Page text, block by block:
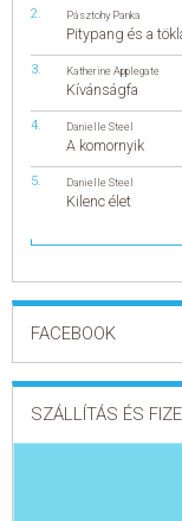
Pásztohy Panka
Pitypang és a
Katherine Applegate
Kívánságfa
Danielle Steel
A komornyik
Danielle Steel
Kilenc élet
FACEBOOK
SZÁLLÍTÁS ÉS